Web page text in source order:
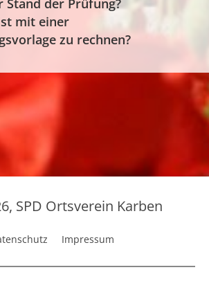
Stand der Prüfung?
mit einer
zu rechnen?
SPD Ortsverein Karben
Impressum